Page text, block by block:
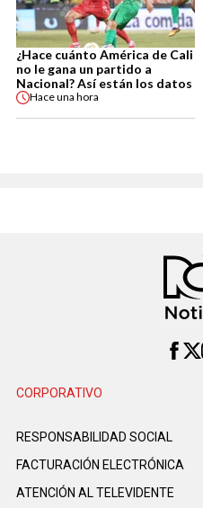
¿Hace cuánto América de Cali
no le gana un partido a
Nacional? Así están los datos
Haceuna hora
CORPORATIVO
RESPONSABILIDAD SOCIAL
FACTURACIÓN ELECTRÓNICA
ATENCIÓN AL TELEVIDENTE